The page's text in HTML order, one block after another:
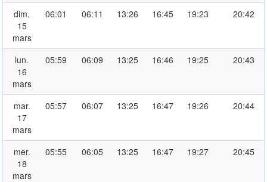
dim.
15
mars
06:01 06:11 13:26 16:45 19:23 20:42
lun.
16
mars
05:59 06:09 13:25 16:46 19:25 20:43
mar.
17
mars
05:57 06:07 13:25 16:47 19:26 20:44
mer.
18
mars
05:55 06:05 13:25 16:47 19:27 20:45